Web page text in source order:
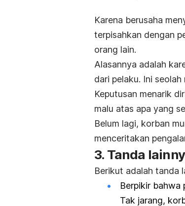
Karena berusaha
terpisahkan dengan
orang lain.
Alasannya adalah
dari pelaku. Ini
Keputusan menarik
malu atas apa yang
Belum lagi, korban
menceritakan
3. Tanda
Berikut adalah tanda
Berpikir bahwa
Tak jarang,